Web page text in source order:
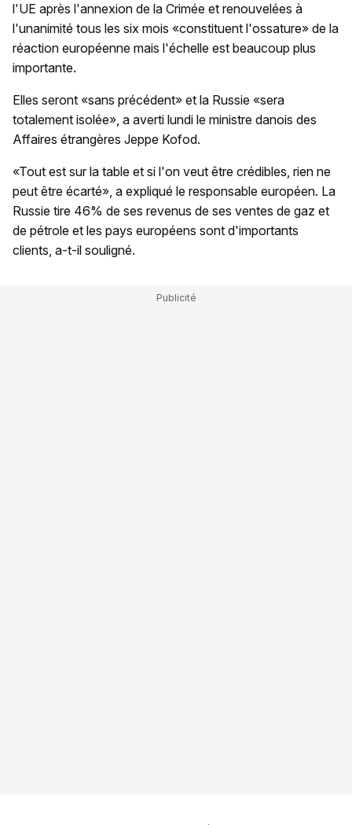
l'UE après l'annexion de la Crimée et renouvelées à
l'unanimité tous les six mois «constituent l'ossature» de la
réaction européenne mais l'échelle est beaucoup plus
importante.
Elles seront «sans précédent» et la Russie «sera
totalement isolée», a averti lundi le ministre danois des
Affaires étrangères Jeppe Kofod.
«Tout est sur la table et si l'on veut être crédibles, rien ne
peut être écarté», a expliqué le responsable européen. La
Russie tire 46% de ses revenus de ses ventes de gaz et
de pétrole et les pays européens sont d'importants
clients, a-t-il souligné.